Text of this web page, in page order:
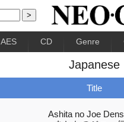
AES CD Genre
Japanese
Title
Ashita no Joe